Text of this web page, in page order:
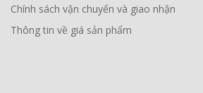
Chính sách vận chuyển và giao nhận
Thông tin về giá sản phẩm